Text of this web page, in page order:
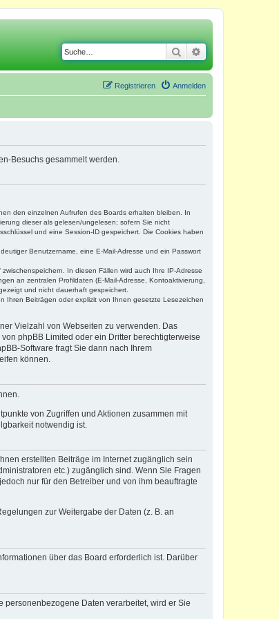
Suche
Anmelden
Registrieren
Besuchs gesammelt werden.
den einzelnen Aufrufen des Boards erhalten bleiben. In
dieser als gelesen/ungelesen; sofern Sie nicht
und eine Session-ID gespeichert. Die Cookies haben
Benutzername, eine E-Mail-Adresse und ein Passwort
In diesen Fällen wird auch Ihre IP-Adresse
an zentralen Profildaten (E-Mail-Adresse, Kontoaktivierung,
und nicht dauerhaft gespeichert.
Ihren Beiträgen oder explizit von Ihnen gesetzte Lesezeichen
Vielzahl von Webseiten zu verwenden. Das
phpBB Limited oder ein Dritter berechtigterweise
Software fragt Sie dann nach Ihrem
können.
von Zugriffen und Aktionen zusammen mit
notwendig ist.
erstellten Beiträge im Internet zugänglich sein
etc.) zugänglich sind. Wenn Sie Fragen
nur für den Betreiber und von ihm beauftragte
zur Weitergabe der Daten (z. B. an
über das Board erforderlich ist. Darüber
personenbezogene Daten verarbeitet, wird er Sie